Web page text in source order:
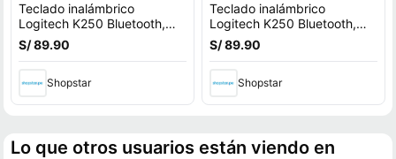
Teclado inalámbrico
Logitech K250 Bluetooth,
membrana, español, blanco
S/ 89.90
Shopstar
Teclado inalámbrico
Logitech K250 Bluetooth,
membrana, español, rosado
S/ 89.90
Shopstar
Lo que otros usuarios están viendo en